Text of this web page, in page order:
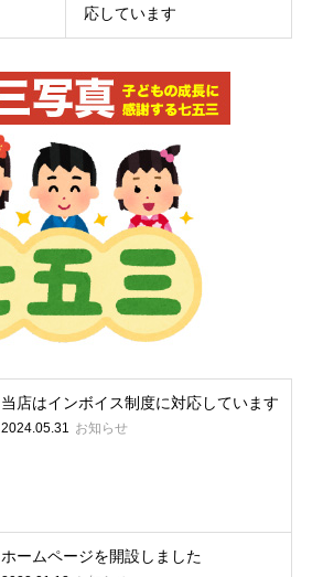
応しています
当店はインボイス制度に対応しています
2024.05.31 お知らせ
ホームページを開設しました